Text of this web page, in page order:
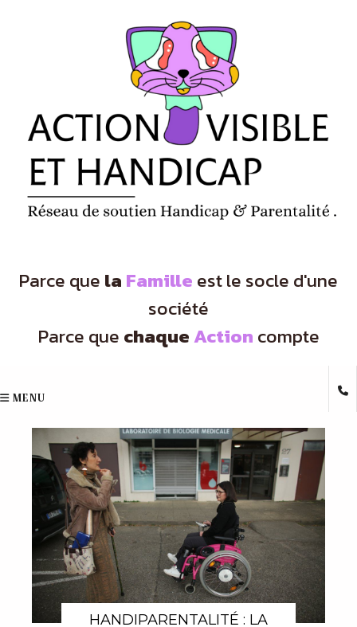
Parce que la Famille est le socle d'une
société
Parce que chaqueAction compte
MENU
HANDIPARENTALITÉ : LA